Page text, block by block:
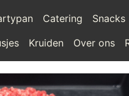
Catering Snacks
Kruiden Over ons